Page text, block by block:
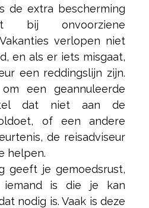
de extra bescherming
onvoorziene
verlopen niet
en als er iets misgaat,
een reddingslijn zijn.
een geannuleerde
dat niet aan de
of een andere
de reisadviseur
helpen.
geeft je gemoedsrust,
is die je kan
nodig is. Vaak is deze